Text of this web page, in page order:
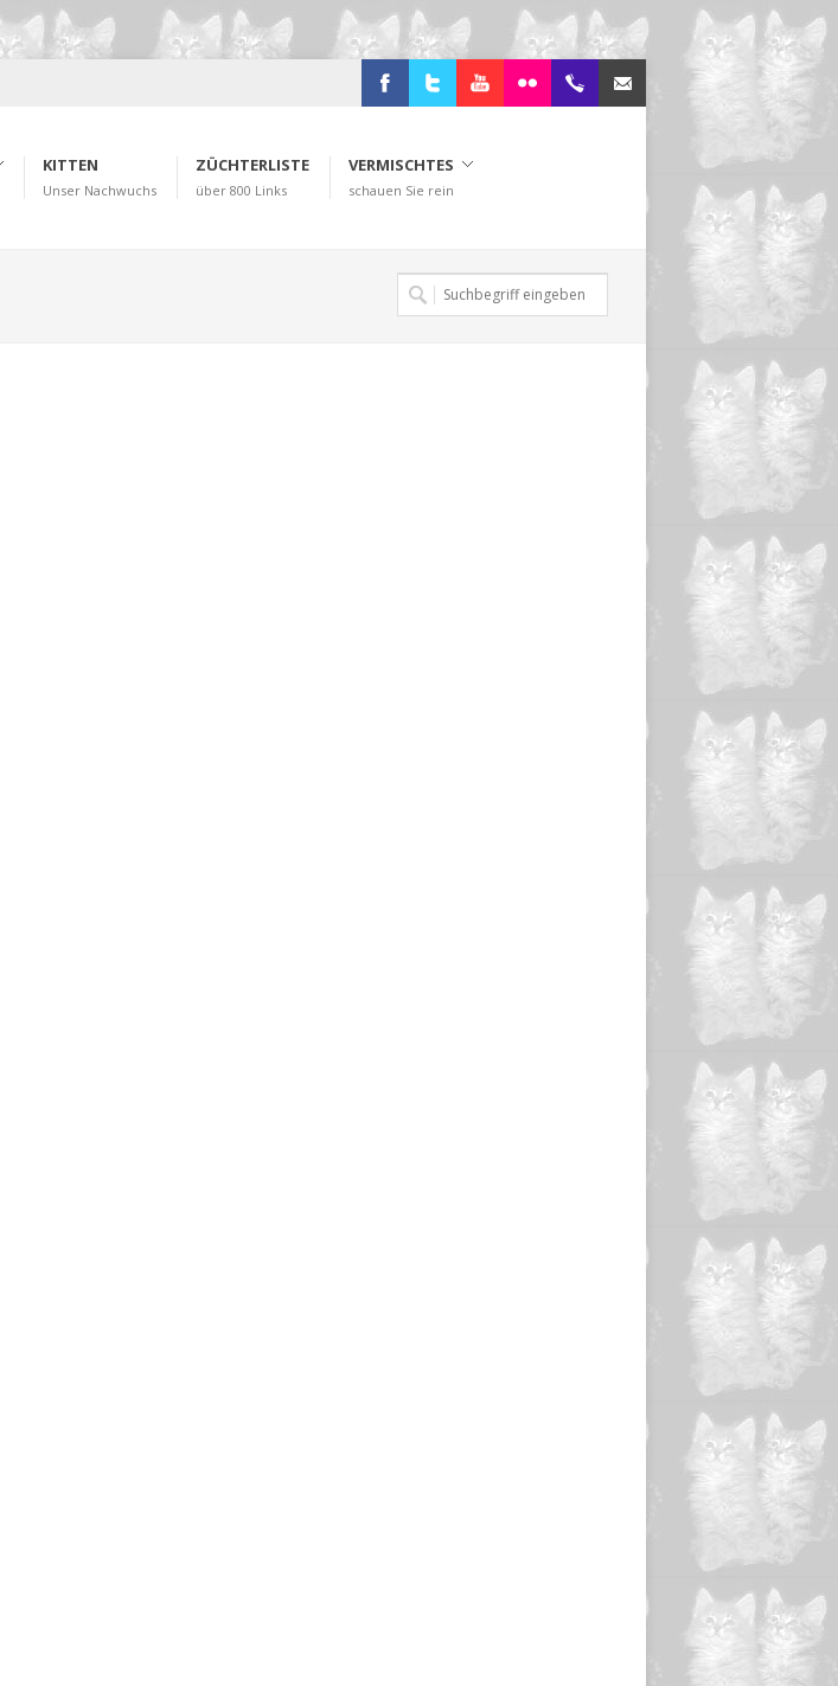
KITTEN
Unser Nachwuchs
ZÜCHTERLISTE
über 800 Links
VERMISCHTES
schauen Sie rein